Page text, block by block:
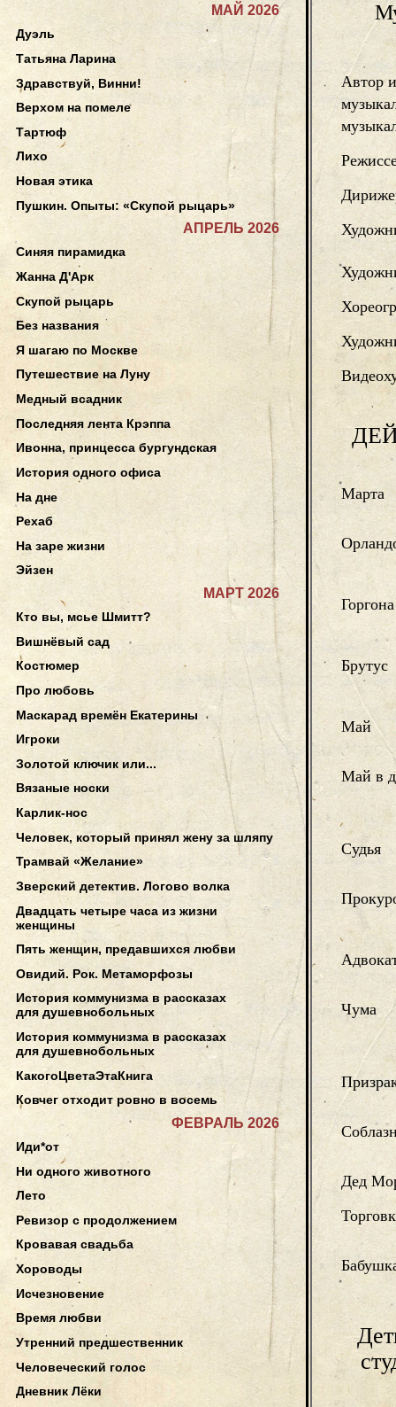
Автор
Марта
Горгона
Брутус
Май
Май в
Судья
Чума
Дед
МАЙ 2026
Дуэль
Татьяна Ларина
Здравствуй, Винни!
Верхом на помеле
Тартюф
Лихо
Новая этика
Пушкин. Опыты: «Скупой рыцарь»
АПРЕЛЬ 2026
Синяя пирамидка
Жанна Д'Арк
Скупой рыцарь
Без названия
Я шагаю по Москве
Путешествие на Луну
Медный всадник
Последняя лента Крэппа
Ивонна, принцесса бургундская
История одного офиса
На дне
Рехаб
На заре жизни
Эйзен
МАРТ 2026
Кто вы, мсье Шмитт?
Вишнёвый сад
Костюмер
Про любовь
Маскарад времён Екатерины
Игроки
Золотой ключик или...
Вязаные носки
Карлик-нос
Человек, который принял жену за шляпу
Трамвай «Желание»
Зверский детектив. Логово волка
Двадцать четыре часа из жизни
женщины
Пять женщин, предавшихся любви
Овидий. Рок. Метаморфозы
История коммунизма в рассказах
для душевнобольных
История коммунизма в рассказах
для душевнобольных
КакогоЦветаЭтаКнига
Ковчег отходит ровно в восемь
ФЕВРАЛЬ 2026
Иди*от
Ни одного животного
Лето
Ревизор с продолжением
Кровавая свадьба
Хороводы
Исчезновение
Время любви
Утренний предшественник
Человеческий голос
Дневник Лёки